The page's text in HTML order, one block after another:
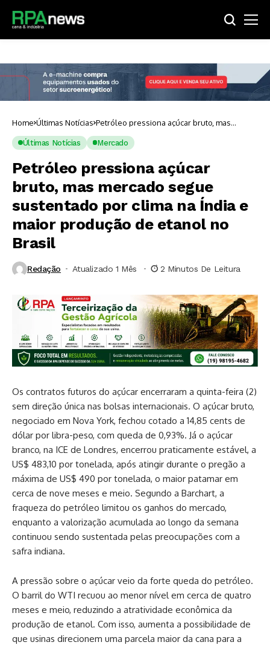
Home Últimas Notícias Petróleo pressiona açúcar bruto, mas
mercado segue sustentado por clima na
Índia e maior produção de etanol no Brasil
Últimas Notícias Mercado
Petróleo pressiona açúcar
bruto, mas mercado segue
sustentado por clima na Índia e
maior produção de etanol no
Brasil
Redação Atualizado 1 Mês ⁮ 2 Minutos De Leitura
Os contratos futuros do açúcar encerraram a quinta-feira (2)
sem direção única nas bolsas internacionais. O açúcar bruto,
negociado em Nova York, fechou cotado a 14,85 cents de
dólar por libra-peso, com queda de 0,93%. Já o açúcar
branco, na ICE de Londres, encerrou praticamente estável, a
US$ 483,10 por tonelada, após atingir durante o pregão a
máxima de US$ 490 por tonelada, o maior patamar em
cerca de nove meses e meio. Segundo a Barchart, a
fraqueza do petróleo limitou os ganhos do mercado,
enquanto a valorização acumulada ao longo da semana
continuou sendo sustentada pelas preocupações com a
safra indiana.
A pressão sobre o açúcar veio da forte queda do petróleo.
O barril do WTI recuou ao menor nível em cerca de quatro
meses e meio, reduzindo a atratividade econômica da
produção de etanol. Com isso, aumenta a possibilidade de
que usinas direcionem uma parcela maior da cana para a